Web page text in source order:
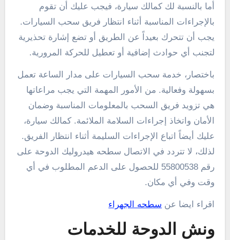
أما بالنسبة لك كمالك سيارة، فيجب عليك أن تقوم
بالإجراءات المناسبة أثناء انتظار فريق سحب السيارات.
يجب أن تتحرك بعيداً عن الطريق أو تضع إشارة تحذيرية
لتجنب أي حوادث إضافية أو تعطيل للحركة المرورية.
باختصار، خدمة سحب السيارات على مدار الساعة تعمل
بسهولة وفعالية. من الأمور المهمة التي يجب مراعاتها
هي تزويد فريق السحب بالمعلومات المناسبة وضمان
الأمان واتخاذ إجراءات السلامة الملائمة. كمالك سيارة،
عليك أيضاً اتباع الإجراءات السليمة أثناء انتظار الفريق.
لذلك، لا تتردد في الاتصال سطحه هيدروليك الدوحة على
رقم 55800538 للحصول على الدعم المطلوب في أي
وقت وفي أي مكان.
اقراء ايضا عن سطحه الجهراء
ونش الدوحة للخدمات